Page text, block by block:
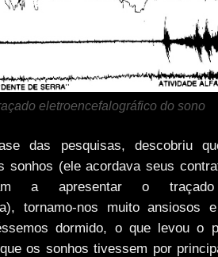
eletroencefalográfico do sono
das pesquisas, descobriu
sonhos (ele acordava seus
a apresentar o
tornamo-nos muito ansiosos
dormido, o que levou o
os sonhos tivessem por